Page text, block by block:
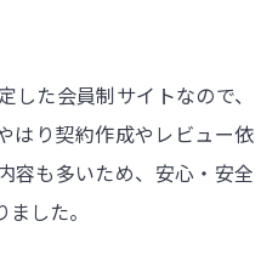
した会員制サイトなので、
はり契約作成やレビュー依
容も多いため、安心・安全
した。